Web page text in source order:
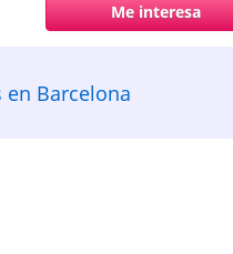
Me interesa
Barcelona